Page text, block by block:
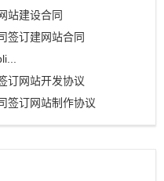
站建设合同
签订建网站合同
订网站开发协议
签订网站制作协议